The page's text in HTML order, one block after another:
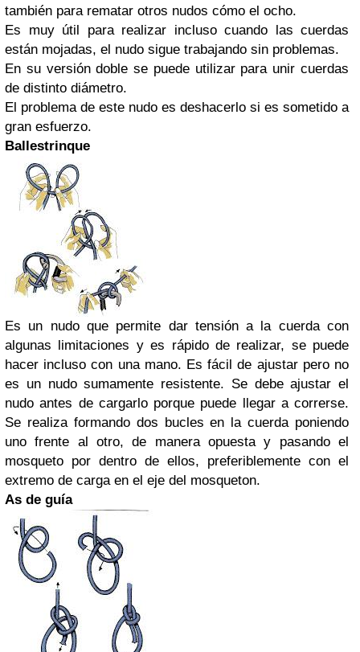
también para rematar otros nudos cómo el ocho.
Es muy útil para realizar incluso cuando las cuerdas
están mojadas, el nudo sigue trabajando sin problemas.
En su versión doble se puede utilizar para unir cuerdas
de distinto diámetro.
El problema de este nudo es deshacerlo si es sometido a
gran esfuerzo.
Ballestrinque
Es un nudo que permite dar tensión a la cuerda con
algunas limitaciones y es rápido de realizar, se puede
hacer incluso con una mano. Es fácil de ajustar pero no
es un nudo sumamente resistente. Se debe ajustar el
nudo antes de cargarlo porque puede llegar a correrse.
Se realiza formando dos bucles en la cuerda poniendo
uno frente al otro, de manera opuesta y pasando el
mosqueto por dentro de ellos, preferiblemente con el
extremo de carga en el eje del mosqueton.
As de guía